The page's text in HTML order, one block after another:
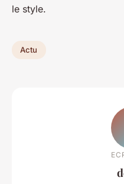
le style.
Actu